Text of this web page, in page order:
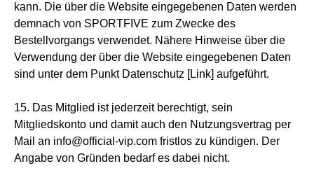
kann. Die über die Website eingegebenen Daten werden
demnach von SPORTFIVE zum Zwecke des
Bestellvorgangs verwendet. Nähere Hinweise über die
Verwendung der über die Website eingegebenen Daten
sind unter dem Punkt Datenschutz [Link] aufgeführt.
15. Das Mitglied ist jederzeit berechtigt, sein
Mitgliedskonto und damit auch den Nutzungsvertrag per
Mail an info@official-vip.com fristlos zu kündigen. Der
Angabe von Gründen bedarf es dabei nicht.